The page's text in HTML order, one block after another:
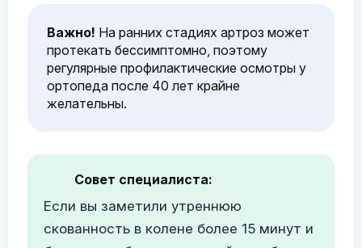
Важно! На ранних стадиях артроз может
протекать бессимптомно, поэтому
регулярные профилактические осмотры у
ортопеда после 40 лет крайне
желательны.
Совет специалиста:
Если вы заметили утреннюю
скованность в колене более 15 минут и